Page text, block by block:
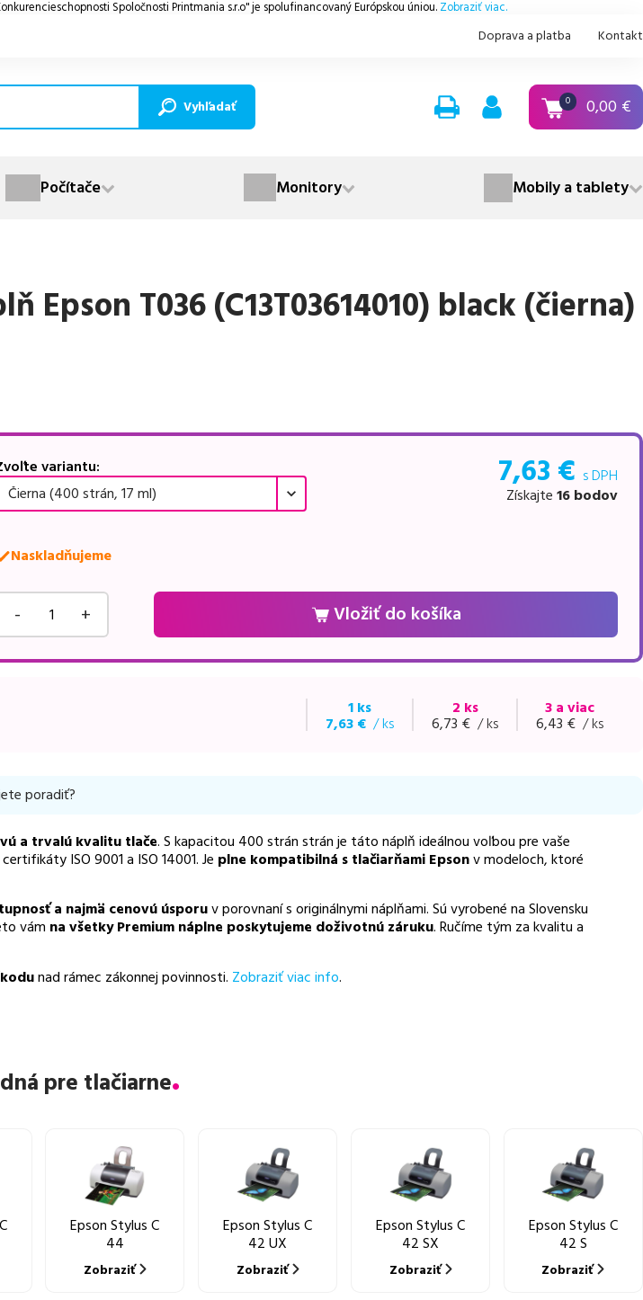
Spoločnosti Printmania s.r.o" je spolufinancovaný Európskou úniou. Zobraziť viac.
Doprava a platba Kontakt
Vyhľadať 0 0,00 €
Počítače Monitory Mobily a tablety
Epson T036 (C13T03614010) black (čierna)
variantu:
Čierna (400 strán, 17 ml)
7,63 € s DPH
Získajte 16 bodov
Naskladňujeme
- + Vložiť do košíka
1 ks
7,63 € / ks
2 ks
6,73 € / ks
3 a viac
6,43 € / ks
poradiť?
a trvalú kvalitu tlače. S kapacitou 400 strán strán je táto náplň ideálnou voľbou pre vaše
ISO 9001 a ISO 14001. Je plne kompatibilná s tlačiarňami Epsonv modeloch, ktoré
a najmä cenovú úsporuv porovnaní s originálnymi náplňami. Sú vyrobené na Slovensku
vám na všetky Premium náplne poskytujeme doživotnú záruku. Ručíme tým za kvalitu a
nad rámec zákonnej povinnosti. Zobraziť viac info.
pre tlačiarne
Epson Stylus C
44
Zobraziť
Epson Stylus C
42 UX
Zobraziť
Epson Stylus C
42 SX
Zobraziť
Epson Stylus C
42 S
Zobraziť